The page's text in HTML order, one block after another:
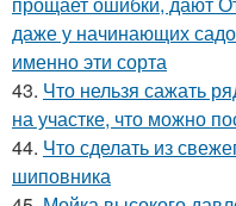
даже у начинающих
именно эти сорта
43. Что нельзя сажать
на участке, что можно
44. Что сделать из
шиповника